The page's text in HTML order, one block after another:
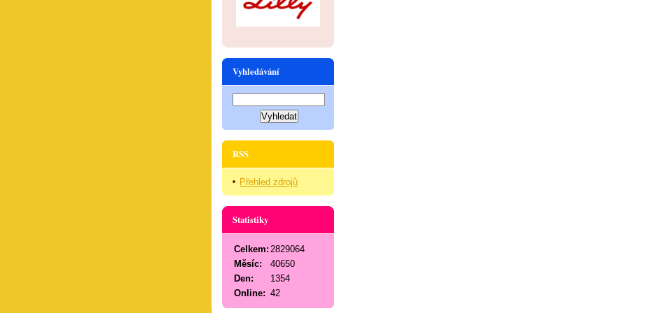
Vyhledávání
RSS
Přehled zdrojů
Statistiky
Online: 42
Celkem: 2829064
Měsíc:
40650
Den:
1354